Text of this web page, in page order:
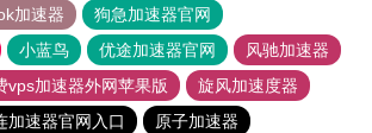
加速器
狗急加速器官网
小蓝鸟 优途加速器官网
风驰加速器
vps加速器外网苹果版
旋风加速度器
加速器官网入口
原子加速器